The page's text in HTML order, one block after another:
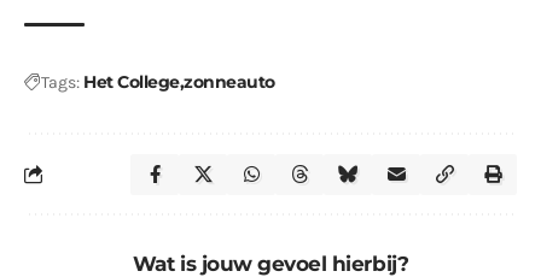
Tags: Het Collegezonneauto
Wat is jouw gevoel hierbij?